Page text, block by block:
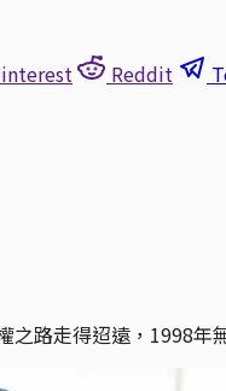
Reddit
路走得迢遠，1998年